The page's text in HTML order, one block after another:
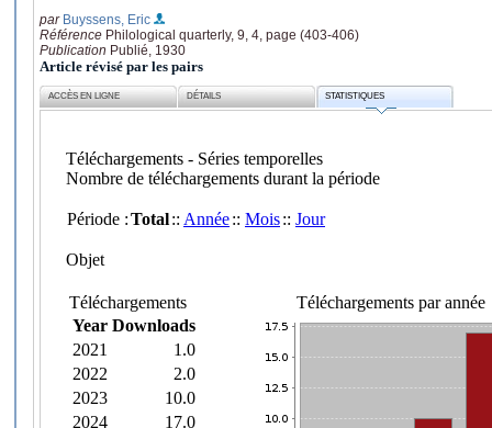
par Buyssens, Eric
Référence Philological quarterly, 9, 4, page (403-406)
Publication Publié, 1930
Article révisé par les pairs
ACCÈS EN LIGNE DÉTAILS STATISTIQUES